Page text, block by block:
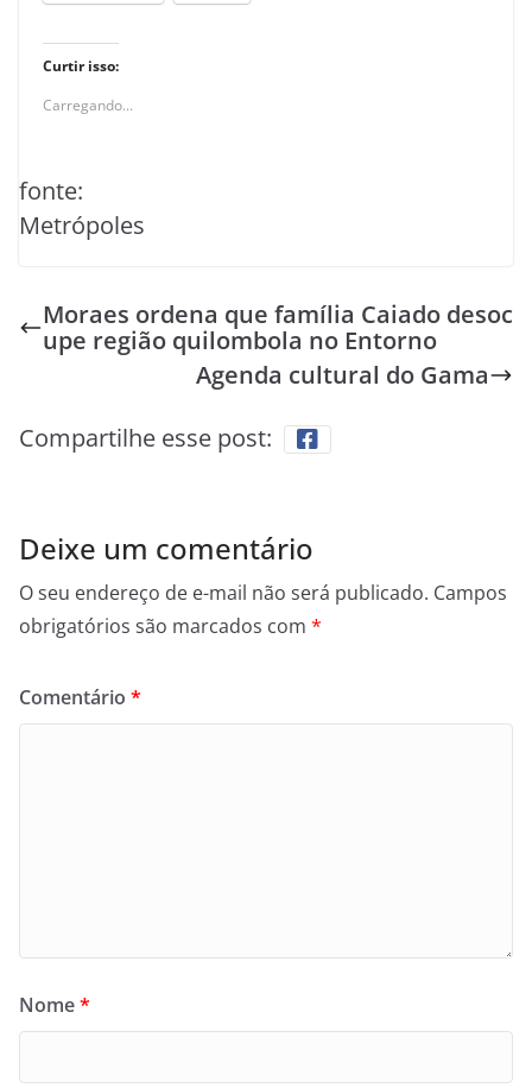
Curtir isso:
Carregando...
fonte:
Metrópoles
Moraes ordena que família Caiado desoc
upe região quilombola no Entorno
Agenda cultural do Gama
Compartilhe esse post:
Deixe um comentário
O seu endereço de e-mail não será publicado. Campos
obrigatórios são marcados com *
Comentário *
Nome*